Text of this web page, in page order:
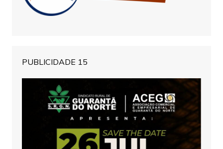
PUBLICIDADE 15